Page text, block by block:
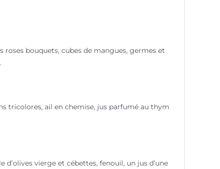
bouquets, cubes de mangues, germes et
tricolores, ail en chemise, jus parfumé au thym
d’olives vierge et cébettes, fenouil, un jus d’une